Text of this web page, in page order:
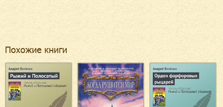
Похожие книги